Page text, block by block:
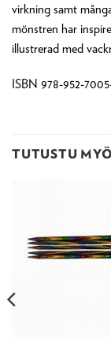
virkning samt
mönstren har
illustrerad med
ISBN 978-952-
TUTUSTU